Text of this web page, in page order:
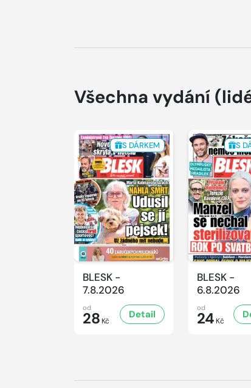
Všechna vydání
S DÁRKEM
BLESK -
7.8.2026
od
28 Kč
Detail
S
BLESK -
6.8.2026
od
24 Kč